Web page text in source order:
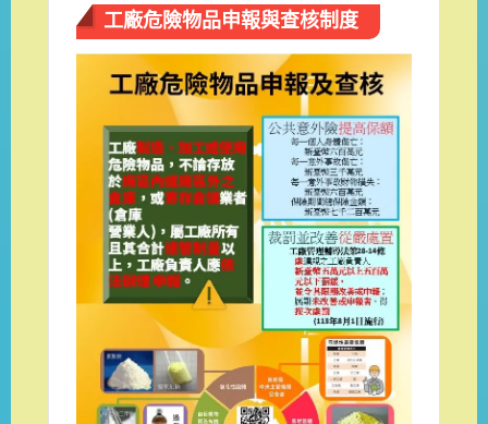
工廠危險物品申報與查核制度